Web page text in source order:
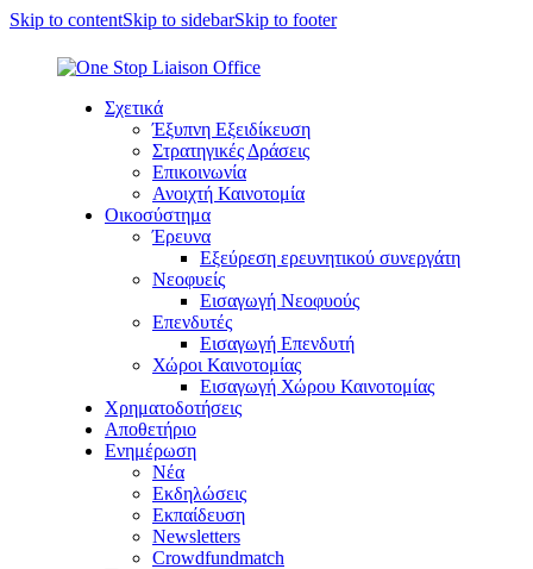
Skip to contentSkip to sidebarSkip to footer
Σχετικά
Έξυπνη Εξειδίκευση
Στρατηγικές Δράσεις
Επικοινωνία
Ανοιχτή Καινοτομία
Οικοσύστημα
Έρευνα
Εξεύρεση ερευνητικού συνεργάτη
Νεοφυείς
Εισαγωγή Νεοφυούς
Επενδυτές
Εισαγωγή Επενδυτή
Χώροι Καινοτομίας
Εισαγωγή Χώρου Καινοτομίας
Χρηματοδοτήσεις
Αποθετήριο
Ενημέρωση
Νέα
Εκδηλώσεις
Εκπαίδευση
Newsletters
Crowdfundmatch